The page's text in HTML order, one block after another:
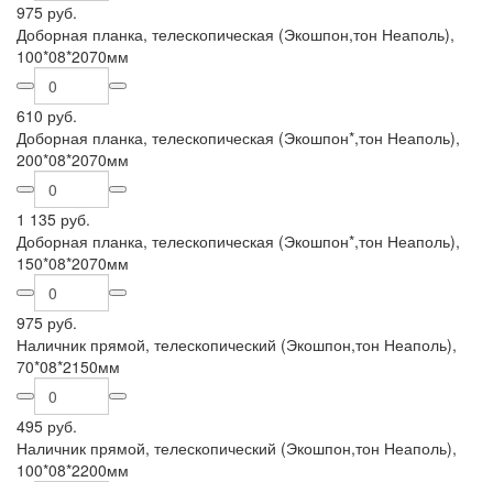
975 руб.
Доборная планка, телескопическая (Экошпон,тон Неаполь),
100*08*2070мм
610 руб.
Доборная планка, телескопическая (Экошпон*,тон Неаполь),
200*08*2070мм
1 135 руб.
Доборная планка, телескопическая (Экошпон*,тон Неаполь),
150*08*2070мм
975 руб.
Наличник прямой, телескопический (Экошпон,тон Неаполь),
70*08*2150мм
495 руб.
Наличник прямой, телескопический (Экошпон,тон Неаполь),
100*08*2200мм